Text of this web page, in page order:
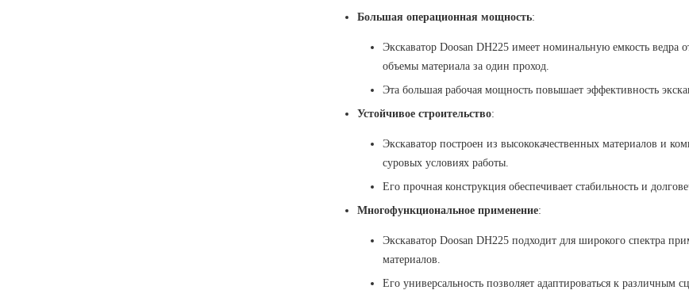
Большая операционная мощность:
Экскаватор Doosan DH225 имеет номинальную емкость ведра
объемы материала за один проход.
Эта большая рабочая мощность повышает эффективность
Устойчивое строительство:
Экскаватор построен из высококачественных материалов и
суровых условиях работы.
Его прочная конструкция обеспечивает стабильность и
Многофункциональное применение:
Экскаватор Doosan DH225 подходит для широкого спектра
материалов.
Его универсальность позволяет адаптироваться к различным